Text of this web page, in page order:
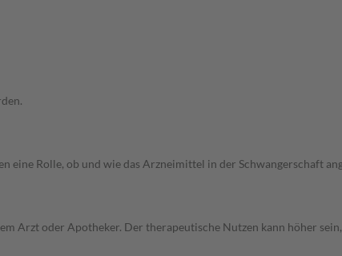
eine Rolle, ob und wie das Arzneimittel in der Schwangerschaft
Arzt oder Apotheker. Der therapeutische Nutzen kann höher